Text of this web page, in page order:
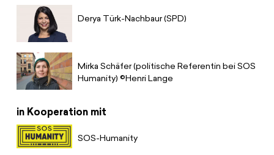
Derya Türk-Nachbaur (SPD)
Mirka Schäfer (politische Referentin bei SOS
Humanity) ©Henri Lange
in Kooperation mit
SOS-Humanity